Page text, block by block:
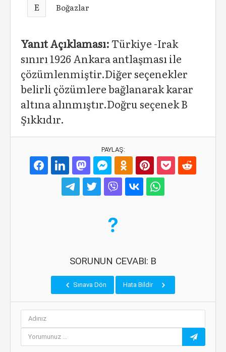
E Boğazlar
Yanıt Açıklaması:Türkiye -Irak
sınırı 1926 Ankara antlaşması ile
çözümlenmiştir.Diğer seçenekler
belirli çözümlere bağlanarak karar
altına alınmıştır.Doğru seçenek B
Şıkkıdır.
PAYLAŞ:
SORUNUN CEVABI: B
Sınava Dön Hata Bildir